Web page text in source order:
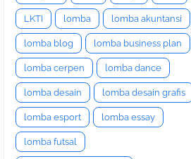
LKTI lomba lomba akuntansi
lomba blog lomba business plan
lomba cerpen lomba dance
lomba desain lomba desain grafis
lomba esport lomba essay
lomba futsal